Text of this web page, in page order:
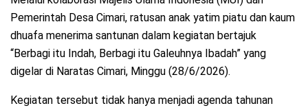
Pemerintah Desa Cimari, ratusan anak yatim piatu dan kaum
dhuafa menerima santunan dalam kegiatan bertajuk
“Berbagi itu Indah, Berbagi itu Galeuhnya Ibadah” yang
digelar di Naratas Cimari, Minggu (28/6/2026).
Kegiatan tersebut tidak hanya menjadi agenda tahunan